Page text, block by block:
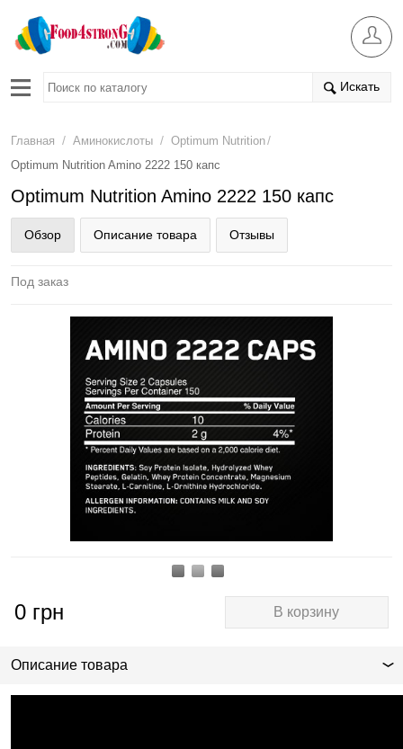
Искать
Главная / Аминокислоты / Optimum Nutrition/
Optimum Nutrition Amino 2222 150 капс
Optimum Nutrition Amino 2222 150 капс
Обзор Описание товара Отзывы
Под заказ
0 грн В корзину
Описание товара